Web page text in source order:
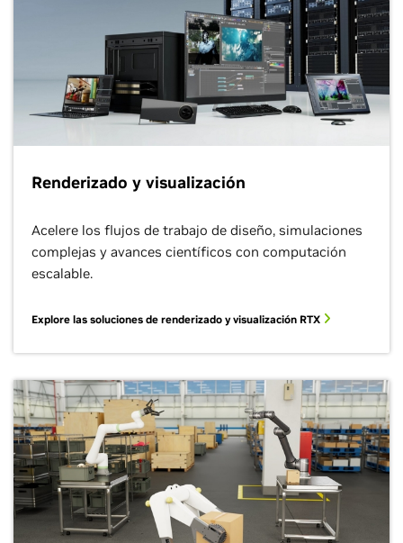
Renderizado y visualización
Acelere los flujos de trabajo de diseño, simulaciones
complejas y avances científicos con computación
escalable.
Explore las soluciones de renderizado y visualización RTX